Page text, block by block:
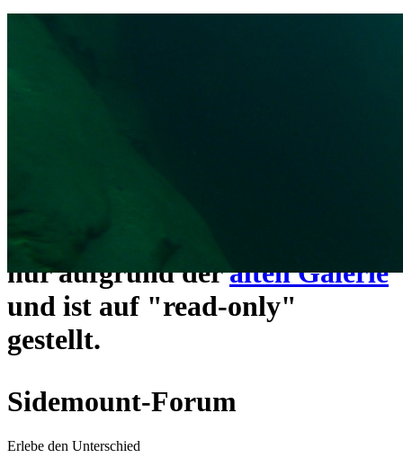
Das alte Forum hier existiert
nur aufgrund deralten Galerie
und ist auf "read-only"
gestellt.
Sidemount-Forum
Erlebe den Unterschied